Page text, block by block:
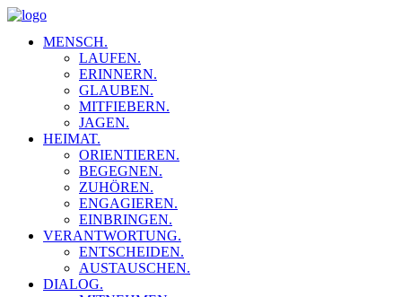
MENSCH.
LAUFEN.
ERINNERN.
GLAUBEN.
MITFIEBERN.
JAGEN.
HEIMAT.
ORIENTIEREN.
BEGEGNEN.
ZUHÖREN.
ENGAGIEREN.
EINBRINGEN.
VERANTWORTUNG.
ENTSCHEIDEN.
AUSTAUSCHEN.
DIALOG.